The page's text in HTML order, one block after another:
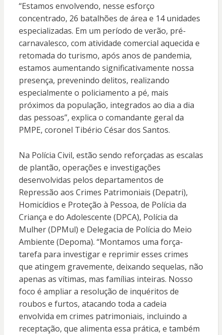
“Estamos envolvendo, nesse esforço
concentrado, 26 batalhões de área e 14 unidades
especializadas. Em um período de verão, pré-
carnavalesco, com atividade comercial aquecida e
retomada do turismo, após anos de pandemia,
estamos aumentando significativamente nossa
presença, prevenindo delitos, realizando
especialmente o policiamento a pé, mais
próximos da população, integrados ao dia a dia
das pessoas”, explica o comandante geral da
PMPE, coronel Tibério César dos Santos.
Na Polícia Civil, estão sendo reforçadas as escalas
de plantão, operações e investigações
desenvolvidas pelos departamentos de
Repressão aos Crimes Patrimoniais (Depatri),
Homicídios e Proteção à Pessoa, de Polícia da
Criança e do Adolescente (DPCA), Polícia da
Mulher (DPMul) e Delegacia de Polícia do Meio
Ambiente (Depoma). “Montamos uma força-
tarefa para investigar e reprimir esses crimes
que atingem gravemente, deixando sequelas, não
apenas as vítimas, mas famílias inteiras. Nosso
foco é ampliar a resolução de inquéritos de
roubos e furtos, atacando toda a cadeia
envolvida em crimes patrimoniais, incluindo a
receptação, que alimenta essa prática, e também